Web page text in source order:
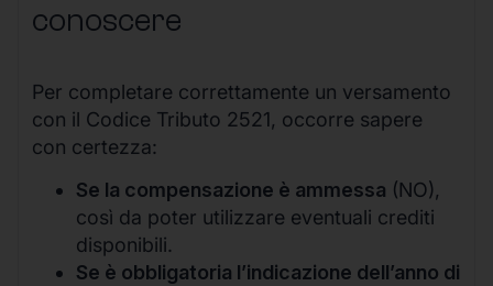
conoscere
Per completare correttamente un versamento
con il Codice Tributo 2521, occorre sapere
con certezza:
Se la compensazione è ammessa (NO),
così da poter utilizzare eventuali crediti
disponibili.
Se è obbligatoria l’indicazione dell’anno di